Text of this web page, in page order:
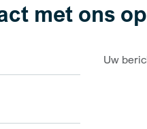
met ons op